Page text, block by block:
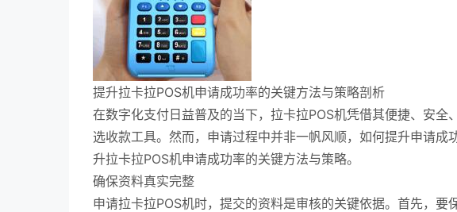
提升拉卡拉POS机申请成功率的关键方法与策略剖析
在数字化支付日益普及的当下，拉卡拉POS机凭借其便捷、安
选收款工具。然而，申请过程中并非一帆风顺，如何提升申请
升拉卡拉POS机申请成功率的关键方法与策略。
确保资料真实完整
申请拉卡拉POS机时，提交的资料是审核的关键依据。首先，